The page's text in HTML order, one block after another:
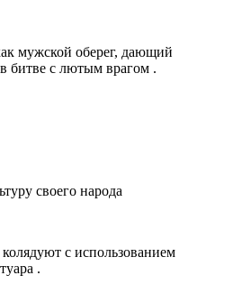
мужской оберег, дающий
битве с лютым врагом .
своего народа
с использованием
.